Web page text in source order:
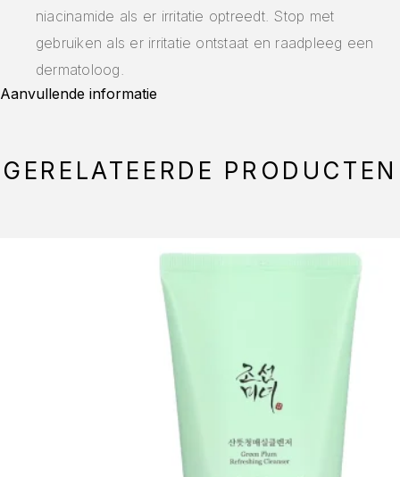
niacinamide als er irritatie optreedt. Stop met
gebruiken als er irritatie ontstaat en raadpleeg een
dermatoloog.
Aanvullende informatie
GERELATEERDE PRODUCTEN